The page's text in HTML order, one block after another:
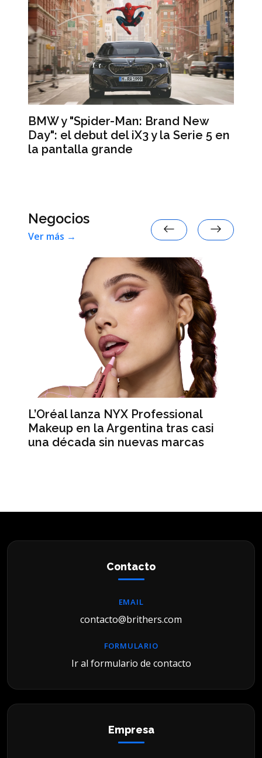
BMW y "Spider-Man: Brand New
Day": el debut del iX3 y la Serie 5 en
la pantalla grande
Negocios
Ver más →
L’Oréal lanza NYX Professional
Makeup en la Argentina tras casi
una década sin nuevas marcas
Contacto
EMAIL
contacto@brithers.com
FORMULARIO
Ir al formulario de contacto
Empresa